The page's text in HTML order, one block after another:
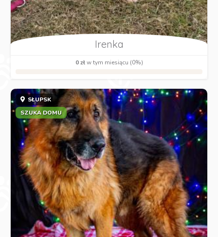
Irenka
0 złw tym miesiącu (0%)
SŁUPSK
SZUKA DOMU